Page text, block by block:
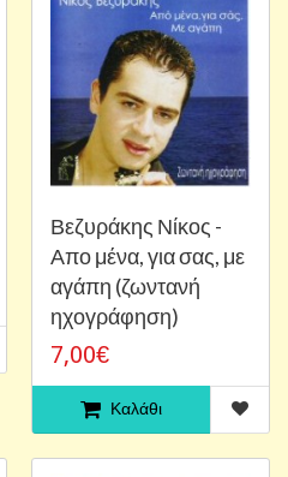
Βεζυράκης Νίκος -
Απο μένα, για σας, με
αγάπη (ζωντανή
ηχογράφηση)
7,00€
Καλάθι